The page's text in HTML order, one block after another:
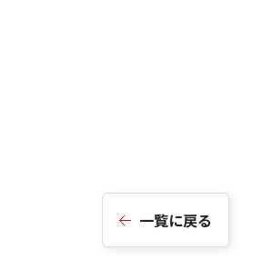
一覧に戻る